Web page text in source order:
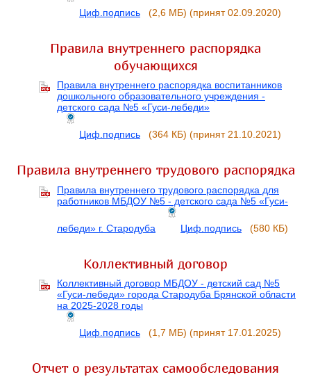
Циф.подпись (2,6 МБ) (принят 02.09.2020)
Правила внутреннего распорядка
обучающихся
Правила внутреннего распорядка воспитанников
дошкольного образовательного учреждения -
детского сада №5 «Гуси-лебеди»
Циф.подпись (364 КБ) (принят 21.10.2021)
Правила внутреннего трудового распорядка
Правила внутреннего трудового распорядка для
работников МБДОУ №5 - детского сада №5 «Гуси-
лебеди» г. Стародуба Циф.подпись (580 КБ)
Коллективный договор
Коллективный договор МБДОУ - детский сад №5
«Гуси-лебеди» города Стародуба Брянской области
на 2025-2028 годы
Циф.подпись (1,7 МБ) (принят 17.01.2025)
Отчет о результатах самообследования